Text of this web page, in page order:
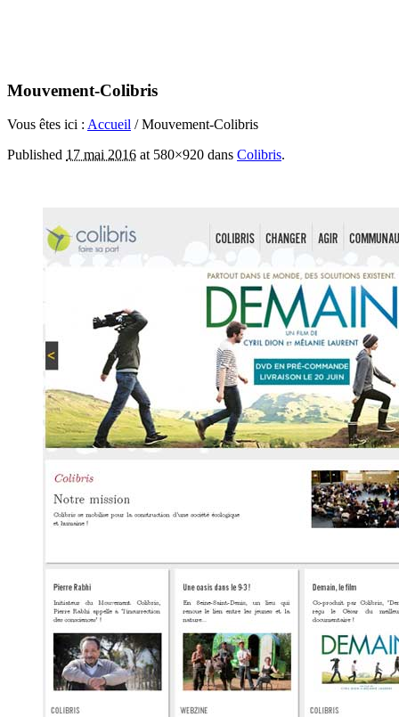
Mouvement-Colibris
Vous êtes ici : Accueil /Mouvement-Colibris
Published 17 mai 2016 at 580×920 dans Colibris.